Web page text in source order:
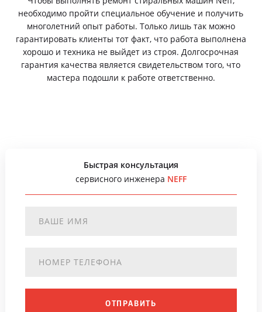
необходимо пройти специальное обучение и получить
многолетний опыт работы. Только лишь так можно
гарантировать клиенты тот факт, что работа выполнена
хорошо и техника не выйдет из строя. Долгосрочная
гарантия качества является свидетельством того, что
мастера подошли к работе ответственно.
Быстрая консультация
сервисного инженера NEFF
ОТПРАВИТЬ